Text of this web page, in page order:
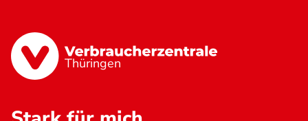
Thüringen